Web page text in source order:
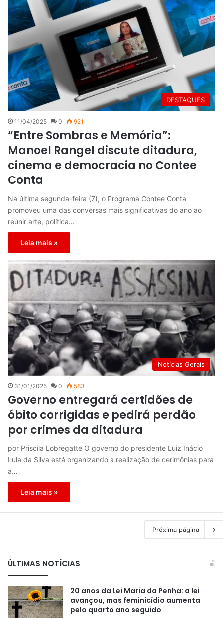
DESTAQUES
11/04/2025 0 921
“Entre Sombras e Memória”:
Manoel Rangel discute ditadura,
cinema e democracia no Contee
Conta
Na última segunda-feira (7), o Programa Contee Conta
promoveu uma das conversas mais significativas do ano ao
reunir arte, política…
Leia mais »
Notícias Gerais
31/01/2025 0 583
Governo entregará certidões de
óbito corrigidas e pedirá perdão
por crimes da ditadura
por Priscila Lobregatte O governo do presidente Luiz Inácio
Lula da Silva está organizando a realização de cerimônias para
a…
Leia mais »
Próxima página
ÚLTIMAS NOTÍCIAS
20 anos da Lei Maria da Penha: a lei
avançou, mas feminicídio aumenta
pelo quarto ano seguido